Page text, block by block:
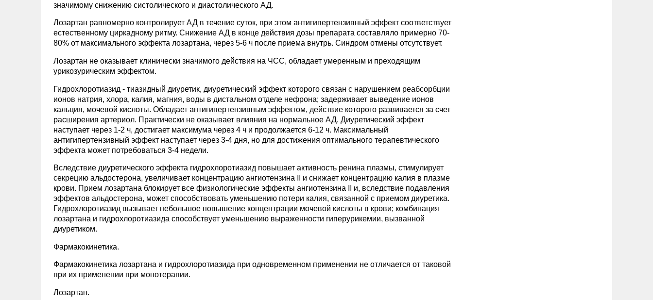
значимому снижению систолического и диастолического АД.
Лозартан равномерно контролирует АД в течение суток, при этом антигипертензивный эффект соответствует
естественному циркадному ритму. Снижение АД в конце действия дозы препарата составляло примерно 70-
80% от максимального эффекта лозартана, через 5-6 ч после приема внутрь. Синдром отмены отсутствует.
Лозартан не оказывает клинически значимого действия на ЧСС, обладает умеренным и преходящим
урикозурическим эффектом.
Гидрохлоротиазид - тиазидный диуретик, диуретический эффект которого связан с нарушением реабсорбции
ионов натрия, хлора, калия, магния, воды в дистальном отделе нефрона; задерживает выведение ионов
кальция, мочевой кислоты. Обладает антигипертензивным эффектом, действие которого развивается за счет
расширения артериол. Практически не оказывает влияния на нормальное АД. Диуретический эффект
наступает через 1-2 ч, достигает максимума через 4 ч и продолжается 6-12 ч. Максимальный
антигипертензивный эффект наступает через 3-4 дня, но для достижения оптимального терапевтического
эффекта может потребоваться 3-4 недели.
Вследствие диуретического эффекта гидрохлоротиазид повышает активность ренина плазмы, стимулирует
секрецию альдостерона, увеличивает концентрацию ангиотензина II и снижает концентрацию калия в плазме
крови. Прием лозартана блокирует все физиологические эффекты ангиотензина II и, вследствие подавления
эффектов альдостерона, может способствовать уменьшению потери калия, связанной с приемом диуретика.
Гидрохлоротиазид вызывает небольшое повышение концентрации мочевой кислоты в крови; комбинация
лозартана и гидрохлоротиазида способствует уменьшению выраженности гиперурикемии, вызванной
диуретиком.
Фармакокинетика.
Фармакокинетика лозартана и гидрохлоротиазида при одновременном применении не отличается от таковой
при их применении при монотерапии.
Лозартан.